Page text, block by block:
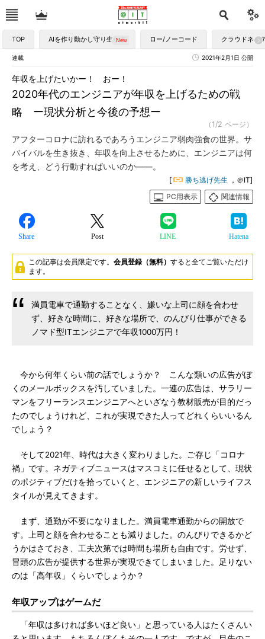
TOP AIを作り動かし守り生かす ロー/ノーコード クラウドネイ
連載 2021年2月1日 公開
2020年代のエンジニアが年収を上げるための戦
略 ー現状分析と今後の予想ー
年収を上げたいかー！ おー！
（1/2 ページ）
アフターコロナに訪れるであろうエンジニア弱肉強食の世界。サ
バイバルを生き抜き、年収を向上させるために、エンジニアは何
を考え、どう行動すればいいのか――。
[ 勝ち逃げ先生 ，＠IT]
PC用表示
関連情報
Share Post LINE Hatena
この記事は会員限定です。 会員登録（無料） すると全てご覧いただけ
ます。
満員電車で通勤することなく、嫌いな上司に顔を合わせ
ず、好きな時間に、好きな場所で、のんびり仕事ができる
ノマド型ITエンジニアで年収1000万円！
今から何年くらい前の話でしょうか？ こんな類いの広告がぼ
くのメールボックスを汚していました。一連の広告は、サラリー
マンをフリーランスエンジニアへといざなう教材販売が目的だっ
たのでしょうけれど、これが実現できた人ってどれくらいいるん
でしょう？
そして2021年、時代は大きく変わりました。ご存じ「コロナ
禍」です。ネガティブニュースはマスコミに任せるとして、現状
のポジティブだけを拾っていくと、エンジニアの新しいライフス
タイルが見えてきます。
まず、通勤が不要になりました。満員電車通勤からの開放で
す。上司と顔を合わせることも減りました。のんびりできるかど
うかはさておき、工夫次第では時間も場所も自由です。労せず、
冒頭の広告が提供する世界が実現できてしまいました。足りない
のは「高年収」くらいでしょうか？
年収アップはゲームだ
「年収は多ければ多いほど良い」と思っている人はたくさんい